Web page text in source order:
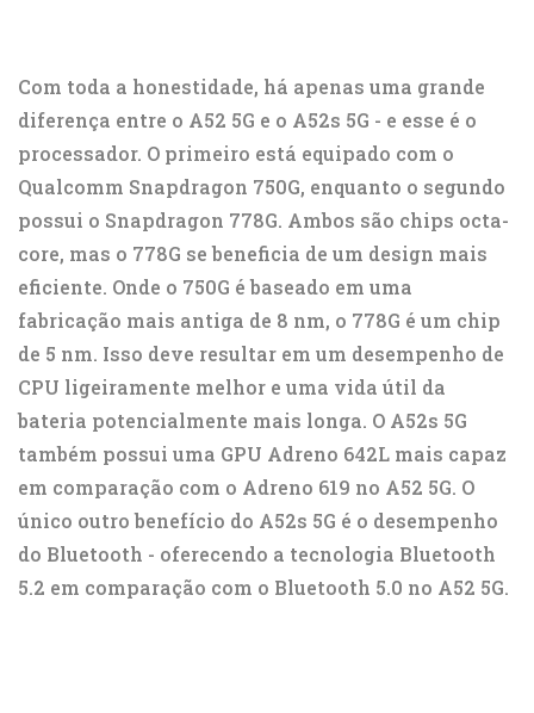
Com toda a honestidade, há apenas uma grande
diferença entre o A52 5G e o A52s 5G - e esse é o
processador. O primeiro está equipado com o
Qualcomm Snapdragon 750G, enquanto o segundo
possui o Snapdragon 778G. Ambos são chips octa-
core, mas o 778G se beneficia de um design mais
eficiente. Onde o 750G é baseado em uma
fabricação mais antiga de 8 nm, o 778G é um chip
de 5 nm. Isso deve resultar em um desempenho de
CPU ligeiramente melhor e uma vida útil da
bateria potencialmente mais longa. O A52s 5G
também possui uma GPU Adreno 642L mais capaz
em comparação com o Adreno 619 no A52 5G. O
único outro benefício do A52s 5G é o desempenho
do Bluetooth - oferecendo a tecnologia Bluetooth
5.2 em comparação com o Bluetooth 5.0 no A52 5G.